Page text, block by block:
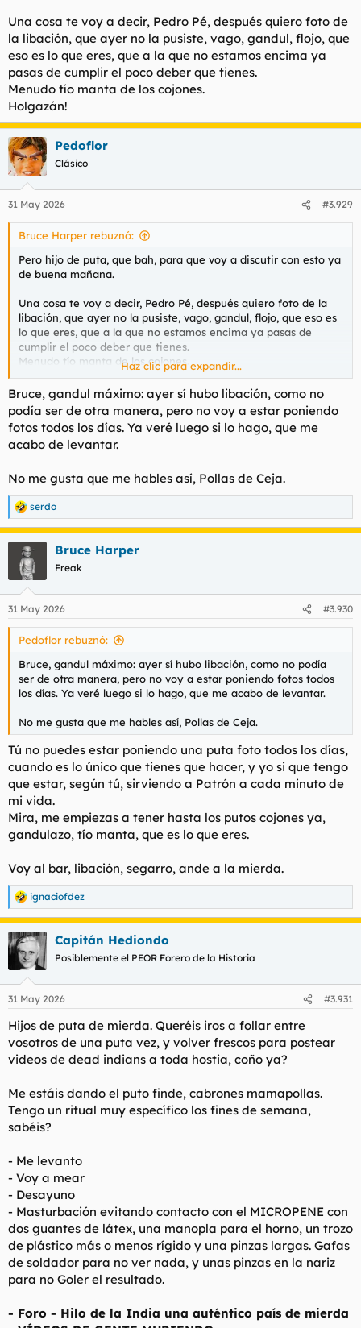
Una cosa te voy a decir, Pedro Pé, después quiero foto de
la libación, que ayer no la pusiste, vago, gandul, flojo, que
eso es lo que eres, que a la que no estamos encima ya
pasas de cumplir el poco deber que tienes.
Menudo tío manta de los cojones.
Holgazán!
Pedoflor
Clásico
31 May 2026 #3.929
Bruce Harper rebuznó:
Pero hijo de puta, que bah, para que voy a discutir con esto ya
de buena mañana.
Una cosa te voy a decir, Pedro Pé, después quiero foto de la
libación, que ayer no la pusiste, vago, gandul, flojo, que eso es
lo que eres, que a la que no estamos encima ya pasas de
cumplir el poco deber que tienes.
Menudo tío manta de los cojones.
Holgazán!
Haz clic para expandir...
Bruce, gandul máximo: ayer sí hubo libación, como no
podía ser de otra manera, pero no voy a estar poniendo
fotos todos los días. Ya veré luego si lo hago, que me
acabo de levantar.
No me gusta que me hables así, Pollas de Ceja.
R
e
a
e
s
serdo
Bruce Harper
Freak
31 May 2026 #3.930
Pedoflor rebuznó:
Bruce, gandul máximo: ayer sí hubo libación, como no podía
ser de otra manera, pero no voy a estar poniendo fotos todos
los días. Ya veré luego si lo hago, que me acabo de levantar.
No me gusta que me hables así, Pollas de Ceja.
Tú no puedes estar poniendo una puta foto todos los días,
cuando es lo único que tienes que hacer, y yo si que tengo
que estar, según tú, sirviendo a Patrón a cada minuto de
mi vida.
Mira, me empiezas a tener hasta los putos cojones ya,
gandulazo, tío manta, que es lo que eres.
Voy al bar, libación, segarro, ande a la mierda.
R
e
a
c
c
e
s
:
ignaciofdez
Capitán Hediondo
Posiblemente el PEOR Forero de la Historia
31 May 2026 #3.931
Hijos de puta de mierda. Queréis iros a follar entre
vosotros de una puta vez, y volver frescos para postear
videos de dead indians a toda hostia, coño ya?
Me estáis dando el puto finde, cabrones mamapollas.
Tengo un ritual muy específico los fines de semana,
sabéis?
- Me levanto
- Voy a mear
- Desayuno
- Masturbación evitando contacto con el MICROPENE con
dos guantes de látex, una manopla para el horno, un trozo
de plástico más o menos rígido y una pinzas largas. Gafas
de soldador para no ver nada, y unas pinzas en la nariz
para no Goler el resultado.
- Foro - Hilo de la India una auténtico país de mierda